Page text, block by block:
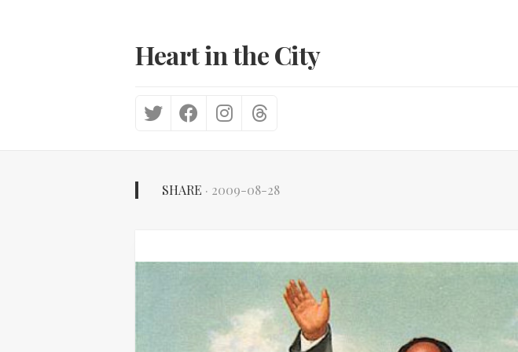
Heart in the City
SHARE · 2009-08-28